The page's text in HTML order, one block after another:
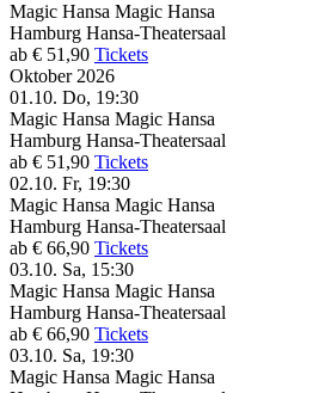
Magic Hansa Magic Hansa
Hamburg Hansa-Theatersaal
ab € 51,90 Tickets
Oktober 2026
01.10. Do, 19:30
Magic Hansa Magic Hansa
Hamburg Hansa-Theatersaal
ab € 51,90 Tickets
02.10. Fr, 19:30
Magic Hansa Magic Hansa
Hamburg Hansa-Theatersaal
ab € 66,90 Tickets
03.10. Sa, 15:30
Magic Hansa Magic Hansa
Hamburg Hansa-Theatersaal
ab € 66,90 Tickets
03.10. Sa, 19:30
Magic Hansa Magic Hansa